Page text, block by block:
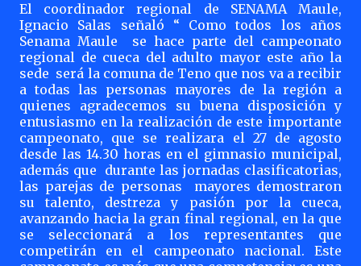
El coordinador regional de SENAMA Maule,
Ignacio Salas señaló “ Como todos los años
Senama Maule
se hace parte del campeonato
regional de cueca del adulto mayor este año la
sede será la comuna de Teno que nos va a recibir
a todas las personas mayores de la región a
quienes agradecemos su buena disposición y
entusiasmo en la realización de este importante
campeonato, que se realizara el 27 de agosto
desde las 14.30 horas en el gimnasio municipal,
además que durante las jornadas clasificatorias,
las parejas de personas
mayores demostraron
su talento, destreza y pasión por la cueca,
avanzando hacia la gran final regional, en la que
se seleccionará a los representantes que
competirán en el campeonato nacional. Este